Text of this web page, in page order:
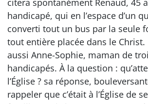
handicapé, qui en l’espace d’un
converti tout un bus par la seule
tout entière placée dans le Christ.
aussi Anne-Sophie, maman de
handicapés. À la question :
l’Église ? sa réponse,
rappeler que c’était à l’Église de